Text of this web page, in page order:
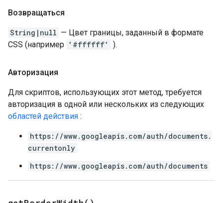
Возвращаться
String|null — Цвет границы, заданный в формате
CSS (например
'#ffffff' ).
Авторизация
Для скриптов, использующих этот метод, требуется
авторизация в одной или нескольких из следующих
областей действия :
https://www.googleapis.com/auth/documents.
currentonly
https://www.googleapis.com/auth/documents